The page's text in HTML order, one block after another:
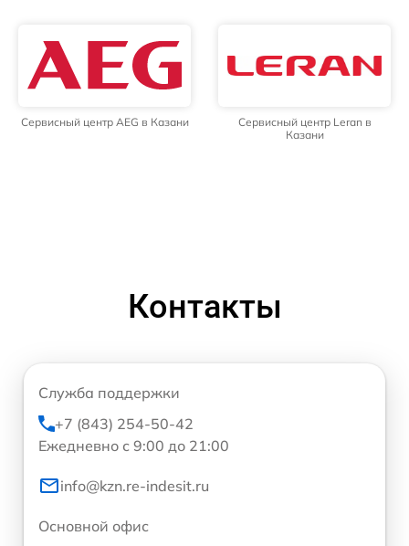
Сервисный центр AEG в Казани
Сервисный центр Leran в
Казани
Контакты
Служба поддержки
+7 (843) 254-50-42
Ежедневно с 9:00 до 21:00
info@kzn.re-indesit.ru
Основной офис